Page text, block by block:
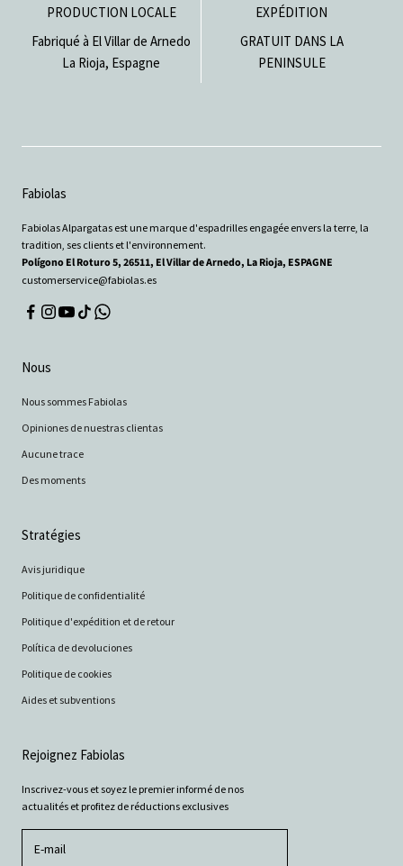
PRODUCTION LOCALE
Fabriqué à El Villar de Arnedo
La Rioja, Espagne
EXPÉDITION
GRATUIT DANS LA
PENINSULE
Fabiolas
Fabiolas Alpargatas est une marque d'espadrilles engagée envers la terre, la
tradition, ses clients et l'environnement.
Polígono El Roturo 5, 26511, El Villar de Arnedo, La Rioja, ESPAGNE
customerservice@fabiolas.es
Nous
Nous sommes Fabiolas
Opiniones de nuestras clientas
Aucune trace
Des moments
Stratégies
Avis juridique
Politique de confidentialité
Politique d'expédition et de retour
Política de devoluciones
Politique de cookies
Aides et subventions
Rejoignez Fabiolas
Inscrivez-vous et soyez le premier informé de nos
actualités et profitez de réductions exclusives